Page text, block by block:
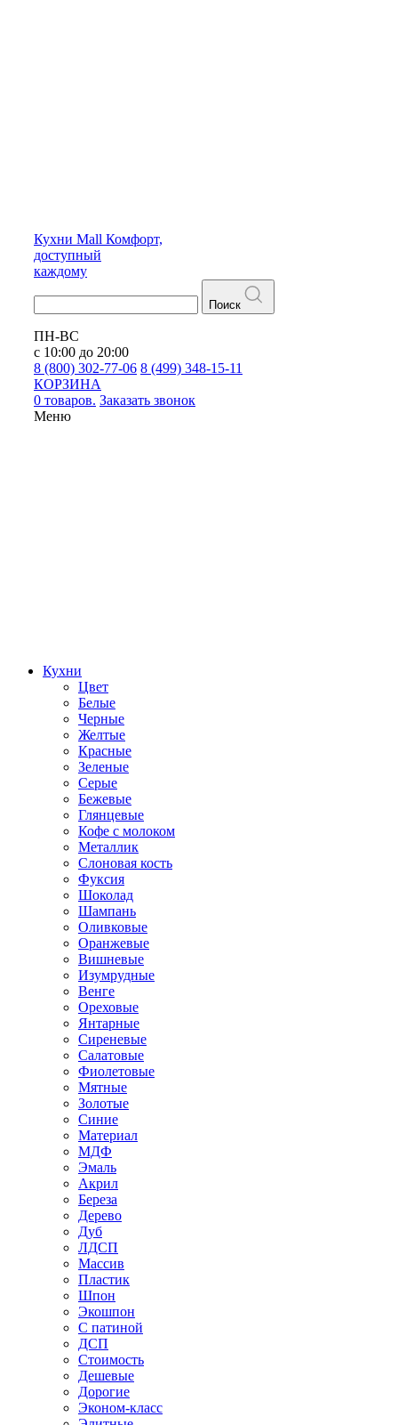
Кухни Mall Комфорт,
доступный
каждому
Поиск
ПН-ВС
с 10:00 до 20:00
8 (800) 302-77-06 8 (499) 348-15-11
КОРЗИНА
0 товаров. Заказать звонок
Меню
Кухни
Цвет
Белые
Черные
Желтые
Красные
Зеленые
Серые
Бежевые
Глянцевые
Кофе с молоком
Металлик
Слоновая кость
Фуксия
Шоколад
Шампань
Оливковые
Оранжевые
Вишневые
Изумрудные
Венге
Ореховые
Янтарные
Сиреневые
Салатовые
Фиолетовые
Мятные
Золотые
Синие
Материал
МДФ
Эмаль
Акрил
Береза
Дерево
Дуб
ЛДСП
Массив
Пластик
Шпон
Экошпон
С патиной
ДСП
Стоимость
Дешевые
Дорогие
Эконом-класс